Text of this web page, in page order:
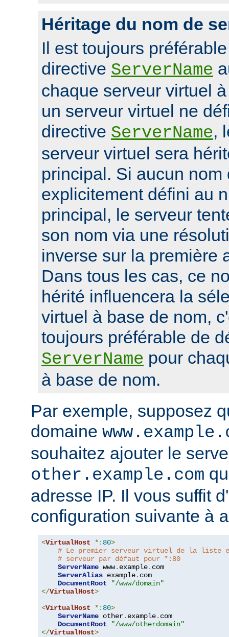
Héritage du nom de
Il est toujours
directive ServerName
chaque serveur virtuel
un serveur virtuel ne
directive ServerName,
serveur virtuel sera
principal. Si aucun nom
explicitement défini au
principal, le serveur
son nom via une
inverse sur la première
Dans tous les cas, ce
hérité influencera la
virtuel à base de nom,
toujours préférable de
ServerName pour
à base de nom.
Par exemple, supposez
domaine
souhaitez ajouter le
other.example.com
adresse IP. Il vous suffit
configuration suivante à
<VirtualHost *: 80>
# Le premier serveur virtuel de la liste
# serveur par défaut pour *:80
ServerName www. example. com
ServerAlias example. com
DocumentRoot
"/www/domain"
</VirtualHost>
<VirtualHost *: 80>
ServerName other. example. com
DocumentRoot
"/www/otherdomain"
</VirtualHost>